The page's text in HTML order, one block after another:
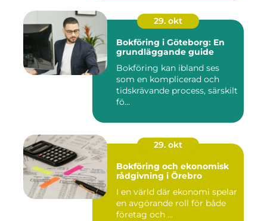
29. okt
Bokföring i Göteborg: En
grundläggande guide
Bokföring kan ibland ses
som en komplicerad och
tidskrävande process, särskilt
fö...
29. okt
Bokföring och ekonomisk
rådgivning i Örebro
I en värld där ekonomi spelar
en avgörande roll för både
företag och ...